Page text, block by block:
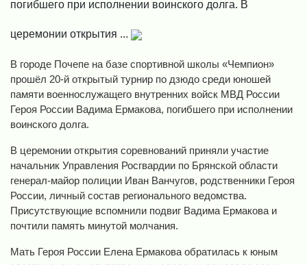
погибшего при исполнении воинского долга. В
церемонии открытия ...
В городе Почепе на базе спортивной школы «Чемпион»
прошёл 20-й открытый турнир по дзюдо среди юношей
памяти военнослужащего внутренних войск МВД России
Героя России Вадима Ермакова, погибшего при исполнении
воинского долга.
В церемонии открытия соревнований приняли участие
начальник Управления Росгвардии по Брянской области
генерал-майор полиции Иван Ванчугов, родственники Героя
России, личный состав регионального ведомства.
Присутствующие вспомнили подвиг Вадима Ермакова и
почтили память минутой молчания.
Мать Героя России Елена Ермакова обратилась к юным